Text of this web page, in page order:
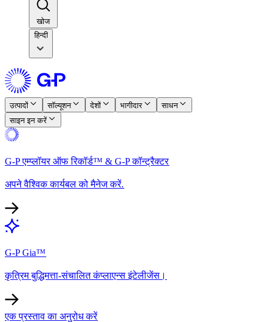
खोज​​
हिन्दी
उत्पादों​​ सॉल्यूशन​​ देशों​​ भागीदार​​
साधन​​
साइन इन करें​​
G-P एम्प्लॉयर ऑफ रिकॉर्ड™ & G-P कॉन्ट्रैक्टर​​
अपने वैश्विक कार्यबल को मैनेज करें.​​
G-P Gia™​​
कृत्रिम बुद्धिमत्ता-संचालित कंप्लाएन्स इंटेलीजेंस।​​
एक प्रस्ताव का अनुरोध करें​​